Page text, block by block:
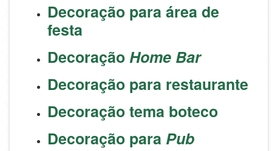
Decoração para área de
festa
DecoraçãoHome Bar
Decoração para restaurante
Decoração tema boteco
Decoração para Pub